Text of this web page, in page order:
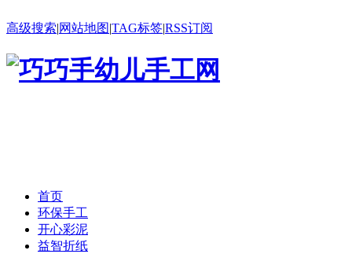
高级搜索|网站地图|TAG标签|RSS订阅
首页
环保手工
开心彩泥
益智折纸